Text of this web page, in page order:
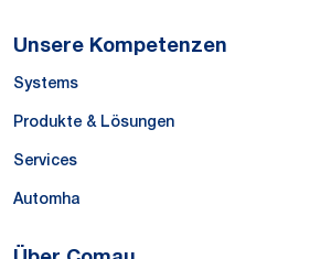
Unsere Kompetenzen
Systems
Produkte & Lösungen
Services
Automha